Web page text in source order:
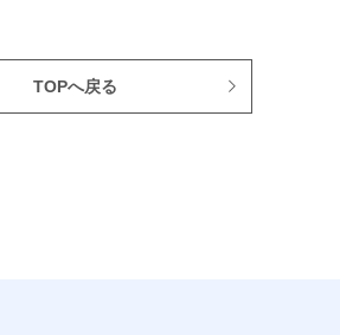
TOPへ戻る